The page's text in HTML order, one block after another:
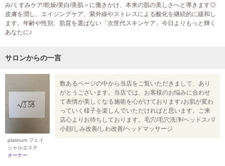
み/くすみケア/乾燥/美白/美肌＞に働きかけ、本来の肌の美しさへと導きます◎
皮膚を潤し、エイジングケア、紫外線やストレスによる酸化を継続的に緩和し
ます。年齢や性別、肌質を選ばない「次世代スキンケア」今日よりもっと輝く
あなたに♪
サロンからの一言
platinum フェイ
シャルエステ
オーナー
数あるページの中から当店をご覧いただきまして、あり
がとうございます。当店では、お客様のお悩みに合わせ
て表情が美しくなる施術を心がけております♪お肌が変わ
っていく様子を楽しんでいただければと思います。ご来
店心よりお待ちしております。毛穴/毛穴洗浄/ヘッドスパ/
小顔/しみ改善/しわ改善/ヘッドマッサージ